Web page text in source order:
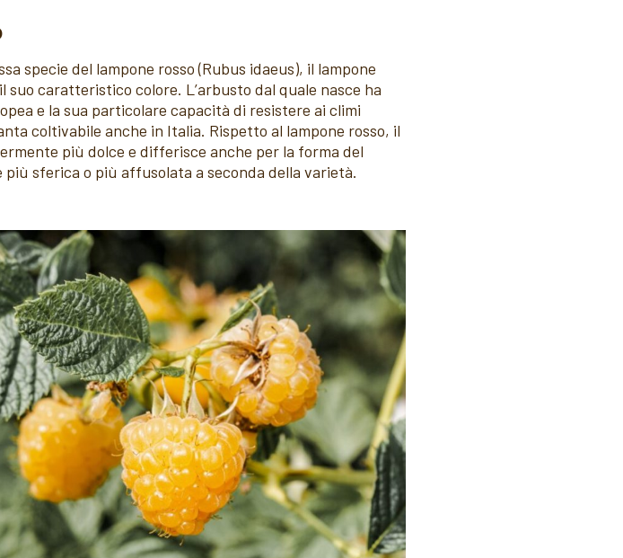
specie del lampone rosso (Rubus idaeus), il lampone
suo caratteristico colore. L’arbusto dal quale nasce ha
e la sua particolare capacità di resistere ai climi
coltivabile anche in Italia. Rispetto al lampone rosso, il
più dolce e differisce anche per la forma del
sferica o più affusolata a seconda della varietà.